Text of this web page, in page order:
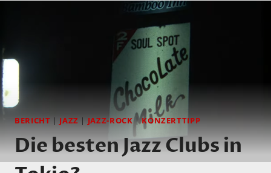
BERICHT | JAZZ | JAZZ-ROCK|KONZERTTIPP
Die besten Jazz Clubs in